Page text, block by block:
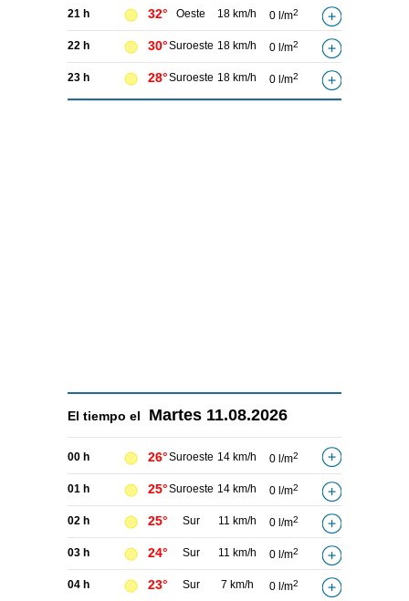
21 h 32° Oeste 18 km/h 0 l/m2
22 h 30°Suroeste 18 km/h 0 l/m2
23 h 28°Suroeste 18 km/h 0 l/m2
El tiempo el Martes 11.08.2026
00 h 26°Suroeste 14 km/h 0 l/m2
01 h 25°Suroeste 14 km/h 0 l/m2
02 h 25° Sur 11 km/h 0 l/m2
03 h 24° Sur 11 km/h 0 l/m2
04 h 23° Sur 7 km/h 0 l/m2